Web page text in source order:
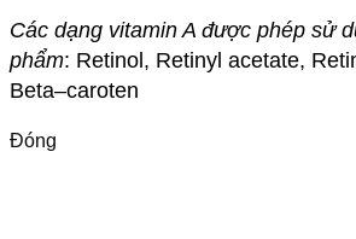
Các dạng vitamin A được phép sử
phẩm: Retinol, Retinyl acetate, Re
Beta–caroten
Đóng